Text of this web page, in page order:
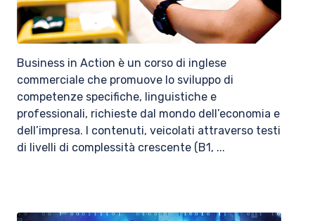
Business in Action è un corso di inglese
commerciale che promuove lo sviluppo di
competenze specifiche, linguistiche e
professionali, richieste dal mondo dell’economia e
dell’impresa. I contenuti, veicolati attraverso testi
di livelli di complessità crescente (B1, ...